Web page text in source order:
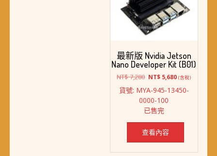
最新版 Nvidia Jetson
Nano Developer Kit (B01)
NT$7,280 原
價
格：
NT$ 7,280。
NT$ 5,680目
價
(含稅)
貨號: MYA-945-13450-
0000-100
已售完
查看內容